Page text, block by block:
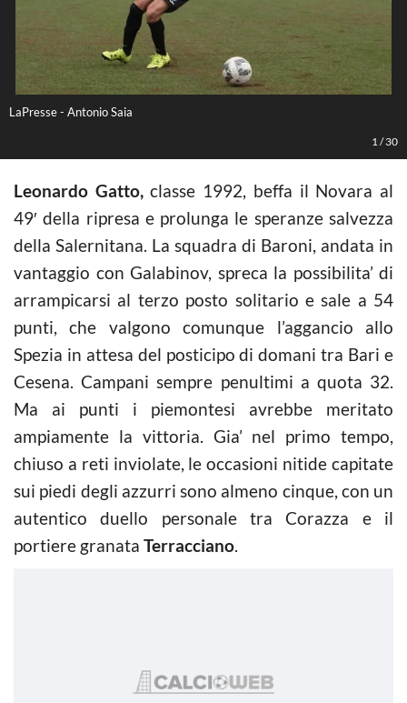
LaPresse - Antonio Saia
1 /30
Leonardo Gatto,classe 1992, beffa il Novara al
49′ della ripresa e prolunga le speranze salvezza
della Salernitana. La squadra di Baroni, andata in
vantaggio con Galabinov, spreca la possibilita’ di
arrampicarsi al terzo posto solitario e sale a 54
punti, che valgono comunque l’aggancio allo
Spezia in attesa del posticipo di domani tra Bari e
Cesena. Campani sempre penultimi a quota 32.
Ma ai punti i piemontesi avrebbe meritato
ampiamente la vittoria. Gia’ nel primo tempo,
chiuso a reti inviolate, le occasioni nitide capitate
sui piedi degli azzurri sono almeno cinque, con un
autentico duello personale tra Corazza e il
portiere granata Terracciano.